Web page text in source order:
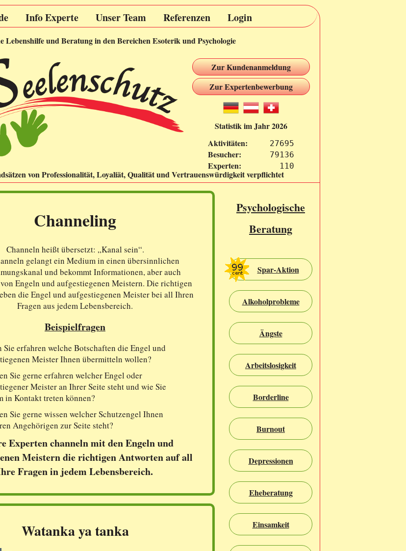
Info Experte Unser Team Referenzen Login
Lebenshilfe und Beratung in den Bereichen Esoterik und Psychologie
Zur Kundenanmeldung
Zur Expertenbewerbung
Statistik im Jahr 2026
Aktivitäten:
27695
Besucher: 79136
Experten:
  110
von Professionalität, Loyaliät, Qualität und Vertrauenswürdigkeit verpflichtet
Psychologische
Beratung
Spar-Aktion
Alkoholprobleme
Ängste
Arbeitslosigkeit
Borderline
Burnout
Depressionen
Eheberatung
Einsamkeit
Channeling
Channeln heißt übersetzt: „Kanal sein“.
gelangt ein Medium in einen übersinnlichen
und bekommt Informationen, aber auch
Engeln und aufgestiegenen Meistern. Die richtigen
die Engel und aufgestiegenen Meister bei all Ihren
Fragen aus jedem Lebensbereich.
Beispielfragen
Sie erfahren welche Botschaften die Engel und
Meister Ihnen übermitteln wollen?
Sie gerne erfahren welcher Engel oder
Meister an Ihrer Seite steht und wie Sie
in Kontakt treten können?
Sie gerne wissen welcher Schutzengel Ihnen
Angehörigen zur Seite steht?
Experten channeln mit den Engeln und
Meistern die richtigen Antworten auf all
Fragen in jedem Lebensbereich.
Watanka ya tanka